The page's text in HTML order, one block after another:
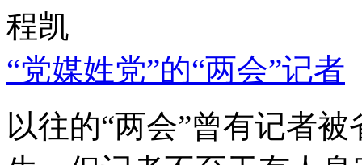
程凯
“党媒姓党”的“两会”记者
以往的“两会”曾有记者